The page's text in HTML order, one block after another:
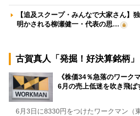
【追及スクープ・みんなで大家さん】
明かされる柳瀬健一・代表の思…
古賀真人「発掘！好決算銘柄」
《株価34％急落のワーク
6月の売上低迷を吹き飛
6月3日に8330円をつけたワークマン（